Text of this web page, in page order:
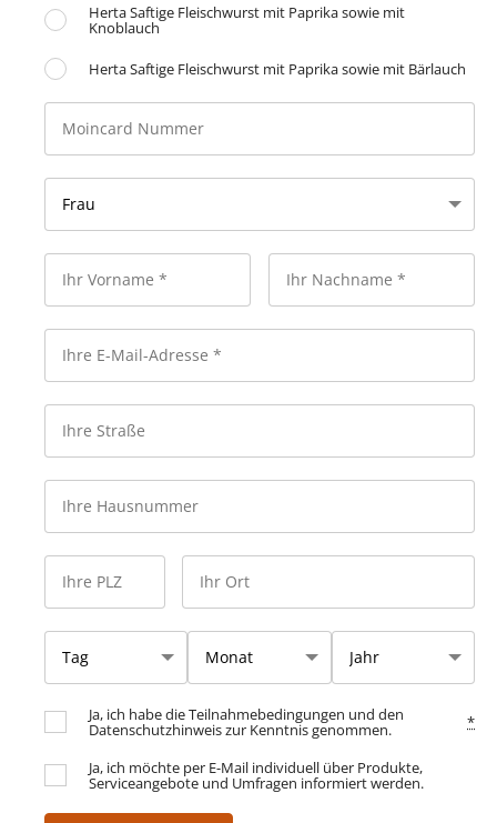
Herta Saftige Fleischwurst mit Paprika sowie mit
Knoblauch
Herta Saftige Fleischwurst mit Paprika sowie mit Bärlauch
Ja, ich habe die Teilnahmebedingungen und den
Datenschutzhinweis zur Kenntnis genommen. *
Ja, ich möchte per E-Mail individuell über Produkte,
Serviceangebote und Umfragen informiert werden.